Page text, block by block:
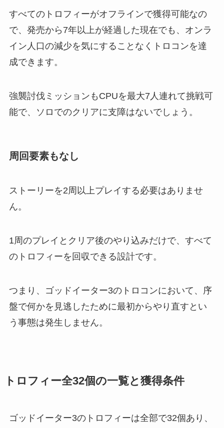
すべてのトロフィーがオフラインで獲得可能なの
で、発売から7年以上が経過した現在でも、オンラ
イン人口の減少を気にすることなくトロコンを達
成できます。
強襲討伐ミッションもCPUを最大7人連れて挑戦可
能で、ソロでのクリアに支障はないでしょう。
周回要素もなし
ストーリーを2周以上プレイする必要はありませ
ん。
1周のプレイとクリア後のやり込みだけで、すべて
のトロフィーを回収できる設計です。
つまり、ゴッドイーター3のトロコンにおいて、序
盤で何かを見逃したために最初からやり直すとい
う事態は発生しません。
トロフィー全32個の一覧と獲得条件
ゴッドイーター3のトロフィーは全部で32個あり、